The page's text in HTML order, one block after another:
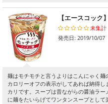
【エースコッ
未集計
発売日: 2019/10/
麺はモチモチと言うよりはこんにゃく麺
カロリーオフの表示がしてあれば納得し
カリです。スープは昔ながらの醤油ラー
に麺をたいらげてワンタンスープとして